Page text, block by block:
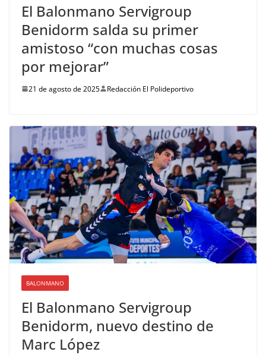
El Balonmano Servigroup
Benidorm salda su primer
amistoso “con muchas cosas
por mejorar”
21 de agosto de 2025 Redacción El Polideportivo
BALONMANO
El Balonmano Servigroup
Benidorm, nuevo destino de
Marc López